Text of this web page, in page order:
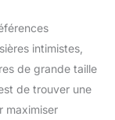
intimistes,
de grande taille
de trouver une
maximiser